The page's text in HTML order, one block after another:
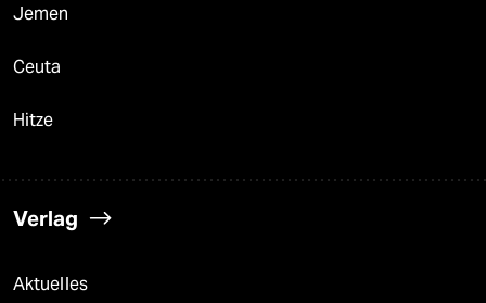
Jemen
Ceuta
Hitze
Verlag
Aktuelles